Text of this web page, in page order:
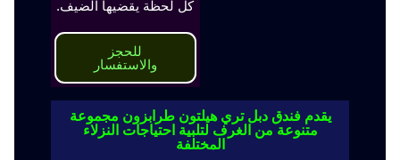
كل لحظة يقضيها الضيف.
للحجز
والاستفسار
يقدم فندق دبل تري هيلتون طرابزون مجموعة
متنوعة من الغرف لتلبية احتياجات النزلاء
المختلفة